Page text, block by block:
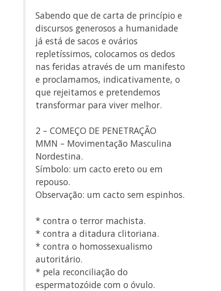
Sabendo que de carta de princípio e
discursos generosos a humanidade
já está de sacos e ovários
repletíssimos, colocamos os dedos
nas feridas através de um manifesto
e proclamamos, indicativamente, o
que rejeitamos e pretendemos
transformar para viver melhor.
2 – COMEÇO DE PENETRAÇÃO
MMN – Movimentação Masculina
Nordestina.
Símbolo: um cacto ereto ou em
repouso.
Observação: um cacto sem espinhos.
* contra o terror machista.
* contra a ditadura clitoriana.
* contra o homossexualismo
autoritário.
* pela reconciliação do
espermatozóide com o óvulo.